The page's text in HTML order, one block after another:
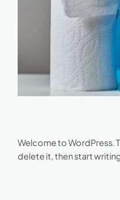
Welcome to WordPress.
delete it, then start